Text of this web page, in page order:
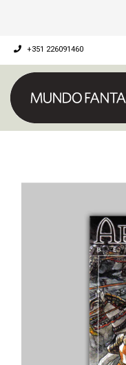
+351 226091460